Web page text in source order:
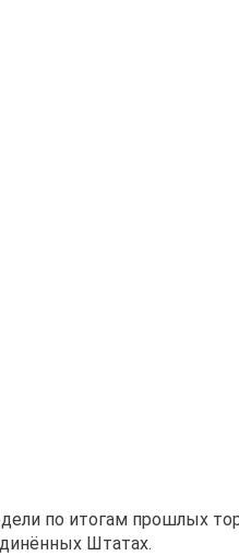
по итогам прошлых
Штатах.